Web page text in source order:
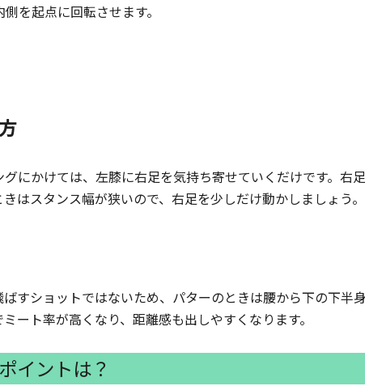
を起点に回転させます。
にかけては、左膝に右足を気持ち寄せていくだけです。右
はスタンス幅が狭いので、右足を少しだけ動かしましょう。
すショットではないため、パターのときは腰から下の下半
ート率が高くなり、距離感も出しやすくなります。
イントは？